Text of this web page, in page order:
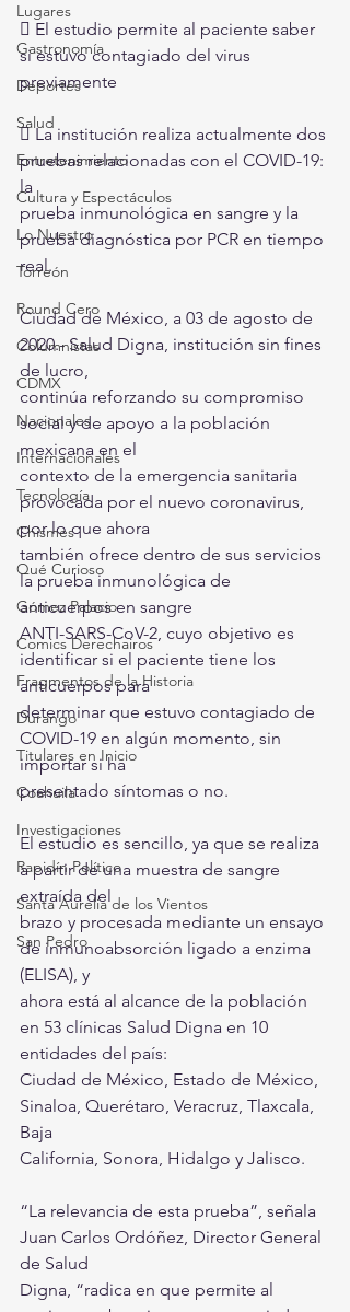
Lugares
Gastronomía
Deportes
Salud
Entretenimiento
Cultura y Espectáculos
Lo Nuestro
Torreón
Round Cero
Columnistas
CDMX
Nacionales
Internacionales
Tecnología
Chismes
Qué Curioso
Gómez Palacio
Comics Derechairos
Fragmentos de la Historia
Durango
Titulares en Inicio
Coahuila
Investigaciones
Rapidín Político
Santa Aurelia de los Vientos
San Pedro
 El estudio permite al paciente saber
si estuvo contagiado del virus
previamente
 La institución realiza actualmente dos
pruebas relacionadas con el COVID-19:
la
prueba inmunológica en sangre y la
prueba diagnóstica por PCR en tiempo
real.
Ciudad de México, a 03 de agosto de
2020.- Salud Digna, institución sin fines
de lucro,
continúa reforzando su compromiso
social y de apoyo a la población
mexicana en el
contexto de la emergencia sanitaria
provocada por el nuevo coronavirus,
por lo que ahora
también ofrece dentro de sus servicios
la prueba inmunológica de
anticuerpos en sangre
ANTI-SARS-CoV-2, cuyo objetivo es
identificar si el paciente tiene los
anticuerpos para
determinar que estuvo contagiado de
COVID-19 en algún momento, sin
importar si ha
presentado síntomas o no.
El estudio es sencillo, ya que se realiza
a partir de una muestra de sangre
extraída del
brazo y procesada mediante un ensayo
de inmunoabsorción ligado a enzima
(ELISA), y
ahora está al alcance de la población
en 53 clínicas Salud Digna en 10
entidades del país:
Ciudad de México, Estado de México,
Sinaloa, Querétaro, Veracruz, Tlaxcala,
Baja
California, Sonora, Hidalgo y Jalisco.
“La relevancia de esta prueba”, señala
Juan Carlos Ordóñez, Director General
de Salud
Digna, “radica en que permite al